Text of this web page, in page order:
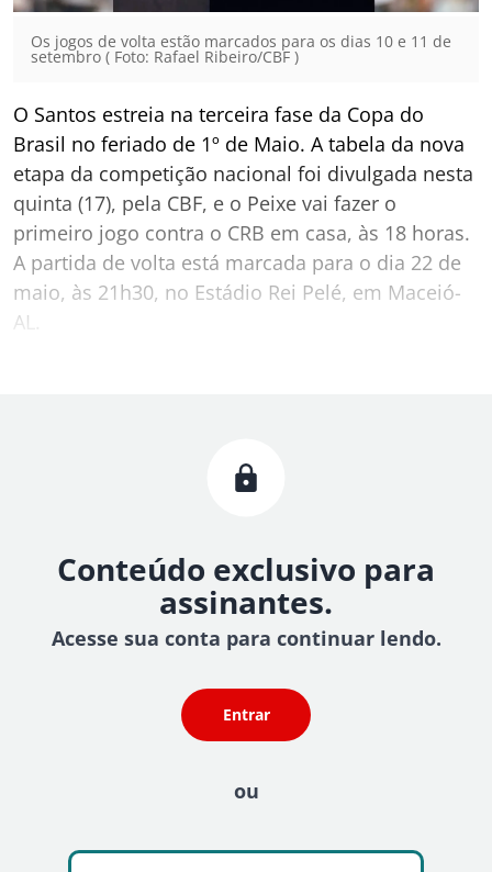
Os jogos de volta estão marcados para os dias 10 e 11 de
setembro ( Foto: Rafael Ribeiro/CBF )
O Santos estreia na terceira fase da Copa do
Brasil no feriado de 1º de Maio. A tabela da nova
etapa da competição nacional foi divulgada nesta
quinta (17), pela CBF, e o Peixe vai fazer o
primeiro jogo contra o CRB em casa, às 18 horas.
A partida de volta está marcada para o dia 22 de
maio, às 21h30, no Estádio Rei Pelé, em Maceió-
AL.
Conteúdo exclusivo para
assinantes.
Acesse sua conta para continuar lendo.
Entrar
ou